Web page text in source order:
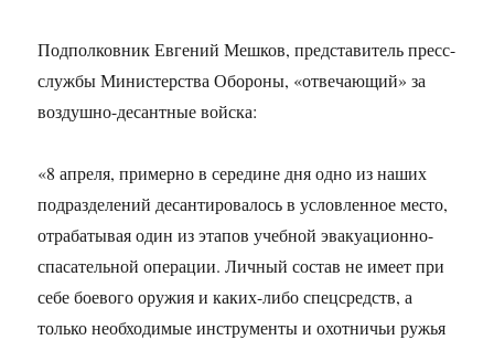
Подполковник Евгений Мешков, представитель пресс-
службы Министерства Обороны, «отвечающий» за
воздушно-десантные войска:
«8 апреля, примерно в середине дня одно из наших
подразделений десантировалось в условленное место,
отрабатывая один из этапов учебной эвакуационно-
спасательной операции. Личный состав не имеет при
себе боевого оружия и каких-либо спецсредств, а
только необходимые инструменты и охотничьи ружья